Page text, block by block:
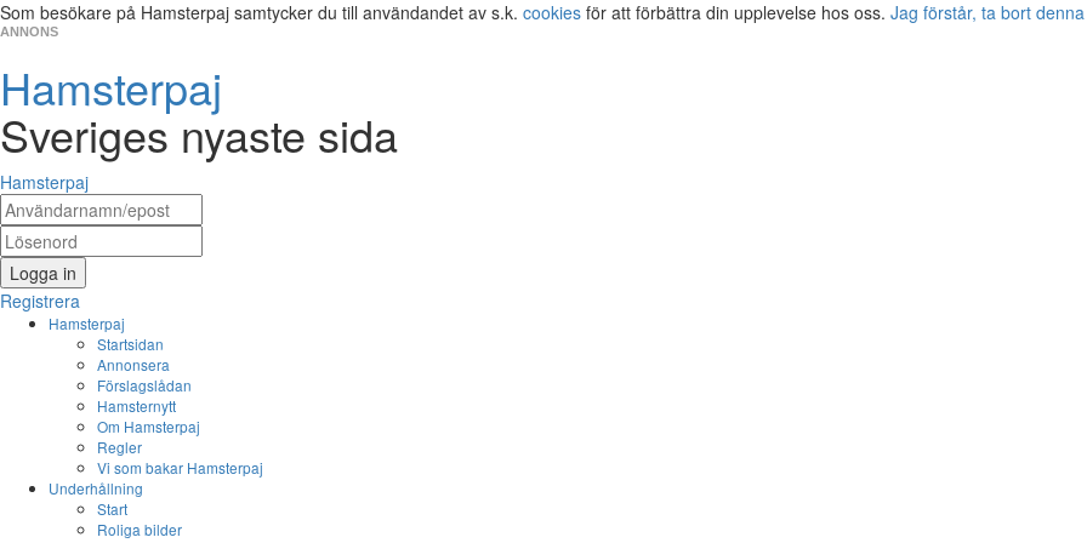
Som besökare på Hamsterpaj samtycker du till användandet av s.k. cookies för att förbättra din upplevelse hos oss. Jag förstår, ta bort
ANNONS
Hamsterpaj
Sveriges nyaste sida
Hamsterpaj
Logga in
Registrera
Hamsterpaj
Startsidan
Annonsera
Förslagslådan
Hamsternytt
Om Hamsterpaj
Regler
Vi som bakar Hamsterpaj
Underhållning
Start
Roliga bilder